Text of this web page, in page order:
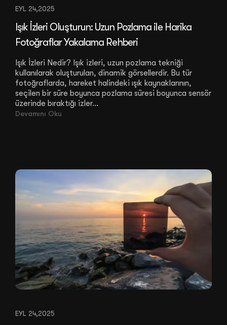
EYL 24,2025
Işık İzleri Oluşturun: Uzun Pozlama ile Harika
Fotoğraflar Yakalama Rehberi
Işık İzleri Nedir? Işık izleri, uzun pozlama tekniği
kullanılarak oluşturulan, dinamik görsellerdir. Bu tür
fotoğraflarda, hareket halindeki ışık kaynaklarının,
seçilen bir süre boyunca pozlama süresi boyunca sensör
üzerinde bıraktığı izler...
Devamını Oku
EYL 24,2025